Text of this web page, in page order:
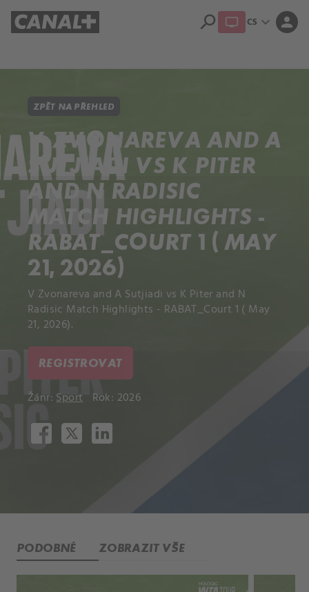
search CS expand_more person
ZPĚT NA PŘEHLED
V ZVONAREVA AND A
SUTJIADI VS K PITER
AND N RADISIC
MATCH HIGHLIGHTS -
RABAT_COURT 1 ( MAY
21, 2026)
V Zvonareva and A Sutjiadi vs K Piter and N
Radisic Match Highlights - RABAT_Court 1 ( May
21, 2026).
REGISTROVAT
Žánr:Sport Rok: 2026
PODOBNÉ ZOBRAZIT VŠE